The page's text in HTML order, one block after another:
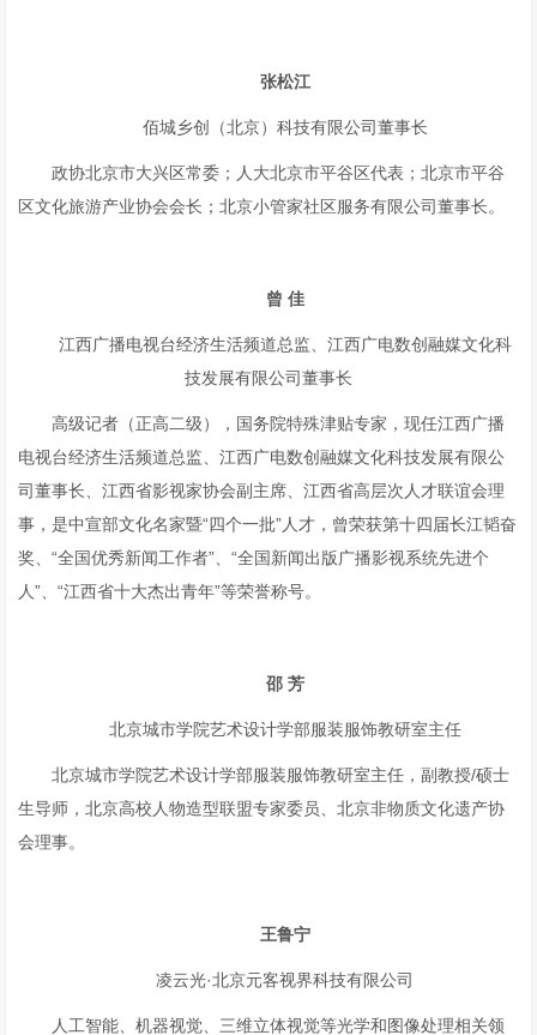
张松江
佰城乡创（北京）科技有限公司董事长
政协北京市大兴区常委；人大北京市平谷区代表；北京市平谷
区文化旅游产业协会会长；北京小管家社区服务有限公司董事长。
曾 佳
江西广播电视台经济生活频道总监、江西广电数创融媒文化科
技发展有限公司董事长
高级记者（正高二级），国务院特殊津贴专家，现任江西广播
电视台经济生活频道总监、江西广电数创融媒文化科技发展有限公
司董事长、江西省影视家协会副主席、江西省高层次人才联谊会理
事，是中宣部文化名家暨“四个一批”人才，曾荣获第十四届长江韬奋
奖、“全国优秀新闻工作者”、“全国新闻出版广播影视系统先进个
人”、“江西省十大杰出青年”等荣誉称号。
邵芳
北京城市学院艺术设计学部服装服饰教研室主任
北京城市学院艺术设计学部服装服饰教研室主任，副教授/硕士
生导师，北京高校人物造型联盟专家委员、北京非物质文化遗产协
会理事。
王鲁宁
凌云光·北京元客视界科技有限公司
人工智能、机器视觉、三维立体视觉等光学和图像处理相关领